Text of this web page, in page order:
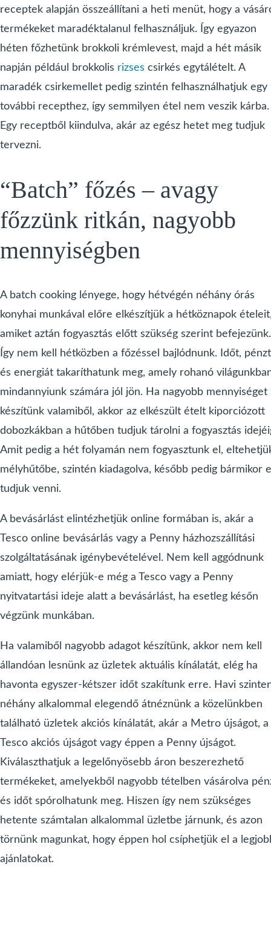
receptek alapján összeállítani a heti menüt, hogy a
termékeket maradéktalanul felhasználjuk. Így egyazon
héten főzhetünk brokkoli krémlevest, majd a hét másik
napján például brokkolis rizses csirkés egytálételt. A
maradék csirkemellet pedig szintén felhasználhatjuk egy
további recepthez, így semmilyen étel nem veszik kárba.
Egy receptből kiindulva, akár az egész hetet meg tudjuk
tervezni.
“Batch” főzés – avagy
főzzünk ritkán, nagyobb
mennyiségben
A batch cooking lényege, hogy hétvégén néhány órás
konyhai munkával előre elkészítjük a hétköznapok
amiket aztán fogyasztás előtt szükség szerint befejezünk.
Így nem kell hétközben a főzéssel bajlódnunk. Időt, pénzt
és energiát takaríthatunk meg, amely rohanó
mindannyiunk számára jól jön. Ha nagyobb mennyiséget
készítünk valamiből, akkor az elkészült ételt kiporciózott
dobozkákban a hűtőben tudjuk tárolni a fogyasztás
Amit pedig a hét folyamán nem fogyasztunk el,
mélyhűtőbe, szintén kiadagolva, később pedig bármikor
tudjuk venni.
A bevásárlást elintézhetjük online formában is, akár a
Tesco online bevásárlás vagy a Penny házhozszállítási
szolgáltatásának igénybevételével. Nem kell aggódnunk
amiatt, hogy elérjük-e még a Tesco vagy a Penny
nyitvatartási ideje alatt a bevásárlást, ha esetleg későn
végzünk munkában.
Ha valamiből nagyobb adagot készítünk, akkor nem kell
állandóan lesnünk az üzletek aktuális kínálatát, elég ha
havonta egyszer-kétszer időt szakítunk erre. Havi
néhány alkalommal elegendő átnéznünk a közelünkben
található üzletek akciós kínálatát, akár a Metro újságot, a
Tesco akciós újságot vagy éppen a Penny újságot.
Kiválaszthatjuk a legelőnyösebb áron beszerezhető
termékeket, amelyekből nagyobb tételben vásárolva
és időt spórolhatunk meg. Hiszen így nem szükséges
hetente számtalan alkalommal üzletbe járnunk, és azon
törnünk magunkat, hogy éppen hol csíphetjük el a
ajánlatokat.